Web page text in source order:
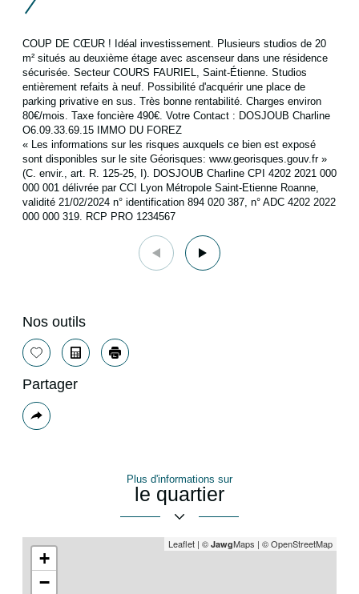
COUP DE CŒUR ! Idéal investissement. Plusieurs studios de 20
m² situés au deuxième étage avec ascenseur dans une résidence
sécurisée. Secteur COURS FAURIEL, Saint-Étienne. Studios
entièrement refaits à neuf. Possibilité d'acquérir une place de
parking privative en sus. Très bonne rentabilité. Charges environ
80€/mois. Taxe foncière 490€. Votre Contact : DOSJOUB Charline
O6.09.33.69.15 IMMO DU FOREZ
« Les informations sur les risques auxquels ce bien est exposé
sont disponibles sur le site Géorisques: www.georisques.gouv.fr »
(C. envir., art. R. 125-25, I). DOSJOUB Charline CPI 4202 2021 000
000 001 délivrée par CCI Lyon Métropole Saint-Etienne Roanne,
validité 21/02/2024 n° identification 894 020 387, n° ADC 4202 2022
000 000 319. RCP PRO 1234567
Nos outils
SélectionnerCalculatriceImprimer
Partager
Plus
de
Plus d'informations sur
le quartier
+
−
Leaflet | © JawgMaps | © OpenStreetMap